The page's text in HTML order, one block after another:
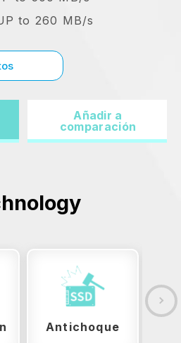
to 260 MB/s
Añadir a
comparación
Antichoque